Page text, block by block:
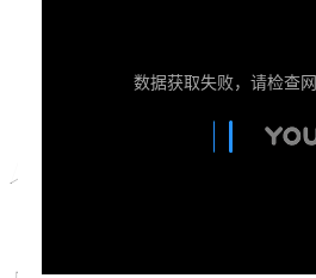
数据获取失败，请检查